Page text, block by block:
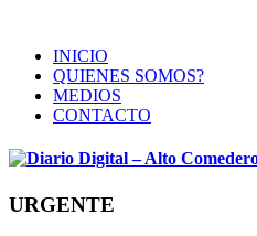
INICIO
QUIENES SOMOS?
MEDIOS
CONTACTO
URGENTE